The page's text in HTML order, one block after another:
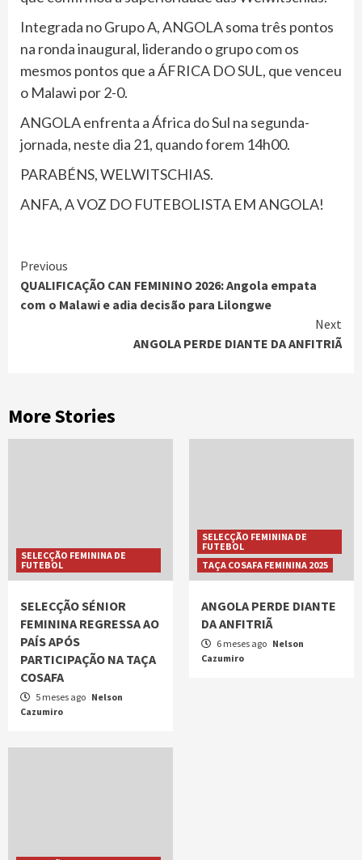
Integrada no Grupo A, ANGOLA soma três pontos
na ronda inaugural, liderando o grupo com os
mesmos pontos que a ÁFRICA DO SUL, que venceu
o Malawi por 2-0.
ANGOLA enfrenta a África do Sul na segunda-
jornada, neste dia 21, quando forem 14h00.
PARABÉNS, WELWITSCHIAS.
ANFA, A VOZ DO FUTEBOLISTA EM ANGOLA!
Continue
Reading
Previous
QUALIFICAÇÃO CAN FEMININO 2026: Angola empata
com o Malawi e adia decisão para Lilongwe
Next
ANGOLA PERDE DIANTE DA ANFITRIÃ
More Stories
SELECÇÃO FEMININA DE
FUTEBOL
SELECÇÃO SÉNIOR
FEMININA REGRESSA AO
PAÍS APÓS
PARTICIPAÇÃO NA TAÇA
COSAFA
5 meses ago Nelson
Cazumiro
SELECÇÃO FEMININA DE
FUTEBOL
TAÇA COSAFA FEMININA 2025
ANGOLA PERDE DIANTE
DA ANFITRIÃ
6 meses ago Nelson
Cazumiro